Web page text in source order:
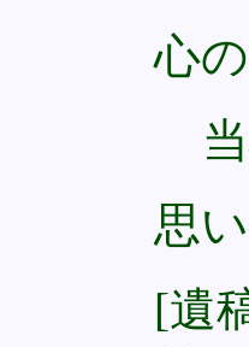
心
思
[遺